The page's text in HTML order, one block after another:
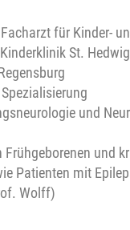
für Kinder-
St.
und
und
Patienten mit
Wolff)